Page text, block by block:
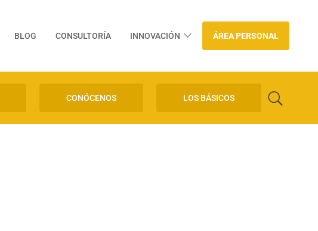
BLOG CONSULTORÍA INNOVACIÓN ÁREA PERSONAL
CONÓCENOS LOS BÁSICOS